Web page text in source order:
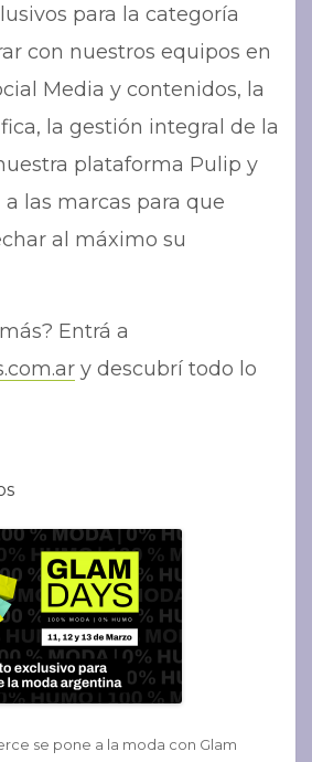
para la categoría
con nuestros equipos en
Media y contenidos, la
la gestión integral de la
plataforma Pulip y
las marcas para que
al máximo su
Entrá a
y descubrí todo lo
se pone a la moda con Glam